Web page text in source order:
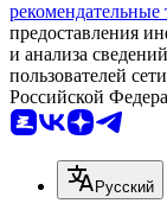
рекомендательные
предоставления
и анализа
пользователей
Российской
Русский